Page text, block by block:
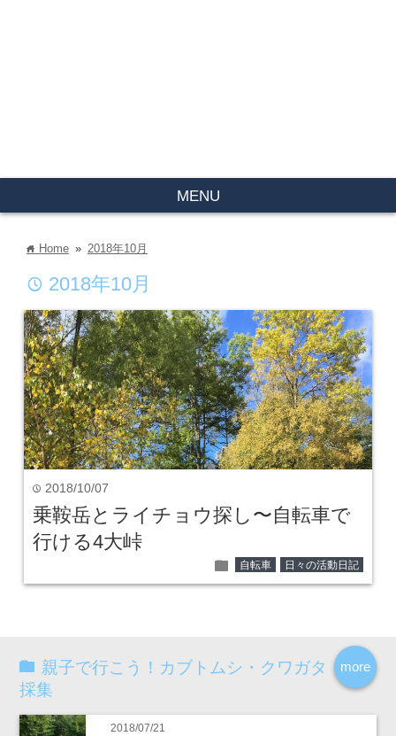
MENU
home Home » 2018年10月
time 2018年10月
time 2018/10/07
乗鞍岳とライチョウ探し〜自転車で
行ける4大峠
folder 自転車 日々の活動日記
more
親子で行こう！カブトムシ・クワガタ
採集
2018/07/21